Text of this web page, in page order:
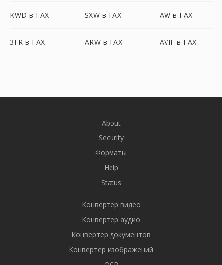
KWD в FAX SXW в FAX AW в FAX
3FR в FAX ARW в FAX AVIF в FAX
About
Security
Форматы
Help
Status
Конвертер видео
Конвертер аудио
Конвертер документов
Конвертер изображений